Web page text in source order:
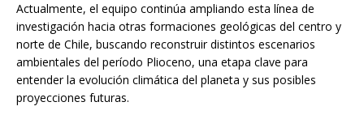
Actualmente, el equipo continúa ampliando esta línea de
investigación hacia otras formaciones geológicas del centro y
norte de Chile, buscando reconstruir distintos escenarios
ambientales del período Plioceno, una etapa clave para
entender la evolución climática del planeta y sus posibles
proyecciones futuras.